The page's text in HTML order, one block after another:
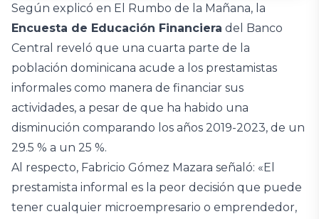
Según explicó en El Rumbo de la Mañana, la
Encuesta de Educación Financiera del Banco
Central reveló que una cuarta parte de la
población dominicana acude a los prestamistas
informales como manera de financiar sus
actividades, a pesar de que ha habido una
disminución comparando los años 2019-2023, de un
29.5 % a un 25 %.
Al respecto, Fabricio Gómez Mazara señaló: «El
prestamista informal es la peor decisión que puede
tener cualquier microempresario o emprendedor,